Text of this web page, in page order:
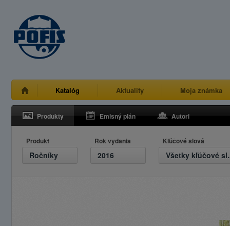
Katalóg Aktuality Moja známka
Produkty Emisný plán Autori
Produkt
Ročníky
Rok vydania
2016
Kľúčové slová